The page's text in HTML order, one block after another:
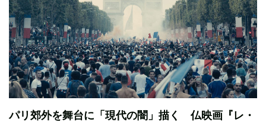
パリ郊外を舞台に「現代の闇」描く 仏映画『レ・